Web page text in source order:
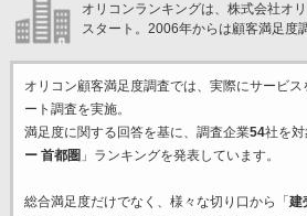
オリコンランキングは、株式会社オ
スタート。2006年からは顧客満足度
オリコン顧客満足度調査では、実際にサービス
ート調査を実施。
満足度に関する回答を基に、調査企業54社を対
ー 首都圏 」ランキングを発表しています。
総合満足度だけでなく、様々な切り口から「 建